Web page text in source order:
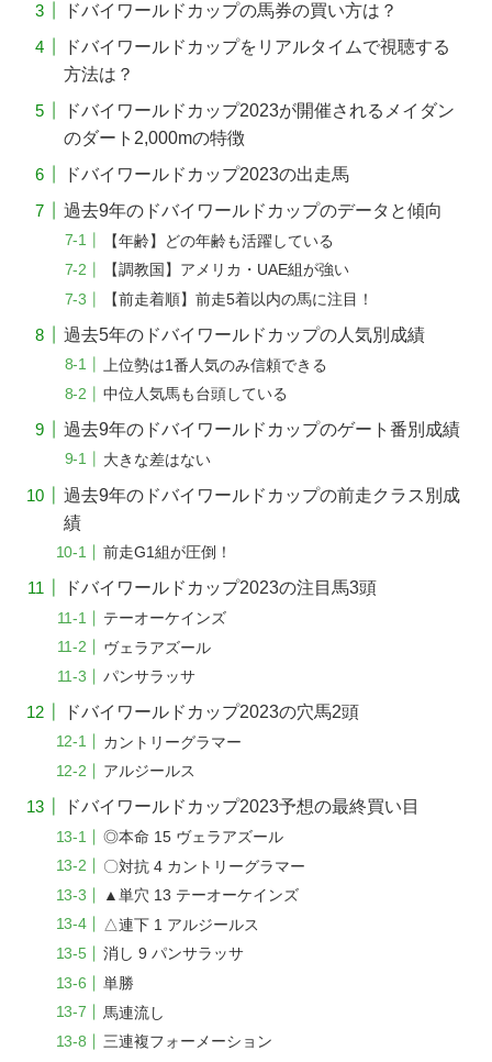
ドバイワールドカップの馬券の買い方は？
ドバイワールドカップをリアルタイムで視聴する
方法は？
ドバイワールドカップ2023が開催されるメイダン
のダート2,000mの特徴
ドバイワールドカップ2023の出走馬
過去9年のドバイワールドカップのデータと傾向
【年齢】どの年齢も活躍している
【調教国】アメリカ・UAE組が強い
【前走着順】前走5着以内の馬に注目！
過去5年のドバイワールドカップの人気別成績
上位勢は1番人気のみ信頼できる
中位人気馬も台頭している
過去9年のドバイワールドカップのゲート番別成績
大きな差はない
過去9年のドバイワールドカップの前走クラス別成
績
前走G1組が圧倒！
ドバイワールドカップ2023の注目馬3頭
テーオーケインズ
ヴェラアズール
パンサラッサ
ドバイワールドカップ2023の穴馬2頭
カントリーグラマー
アルジールス
ドバイワールドカップ2023予想の最終買い目
◎本命 15 ヴェラアズール
〇対抗 4 カントリーグラマー
▲単穴 13 テーオーケインズ
△連下 1 アルジールス
消し 9 パンサラッサ
単勝
馬連流し
三連複フォーメーション